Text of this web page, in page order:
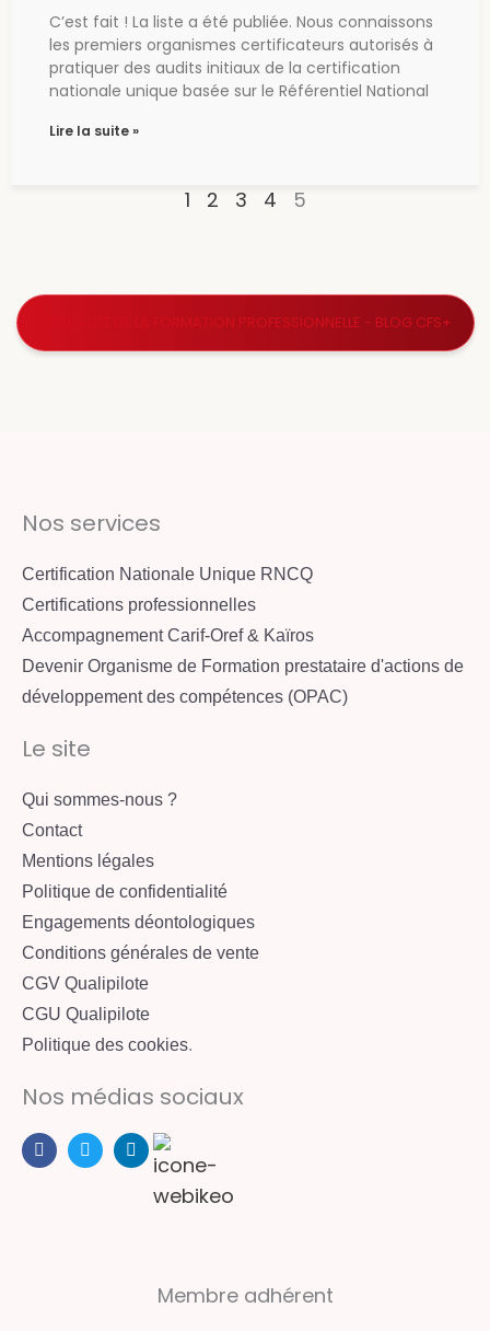
C’est fait ! La liste a été publiée. Nous connaissons
les premiers organismes certificateurs autorisés à
pratiquer des audits initiaux de la certification
nationale unique basée sur le Référentiel National
Lire la suite »
1 2 3 4 5
ACTUALITÉ DE LA FORMATION PROFESSIONNELLE - BLOG CFS+
Nos services
Certification Nationale Unique RNCQ
Certifications professionnelles
Accompagnement Carif-Oref & Kaïros
Devenir Organisme de Formation prestataire d'actions de
développement des compétences (OPAC)
Le site
Qui sommes-nous ?
Contact
Mentions légales
Politique de confidentialité
Engagements déontologiques
Conditions générales de vente
CGV Qualipilote
CGU Qualipilote
Politique des cookies.
Nos médias sociaux
F
a
c
T
w
i
L
i
n
Membre adhérent